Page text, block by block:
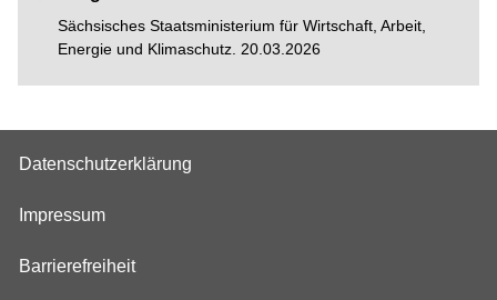
Sächsisches Staatsministerium für Wirtschaft, Arbeit,
Energie und Klimaschutz . 20.03.2026
Datenschutzerklärung
Impressum
Barrierefreiheit